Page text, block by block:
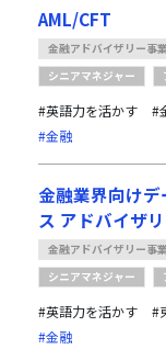
AML/CFT
金融アドバイザリー事業
シニアマネジャー
#英語力を活かす #
#金融
金融業界向け
ス アドバイザ
金融アドバイザリー事業
シニアマネジャー
#英語力を活かす #
#金融